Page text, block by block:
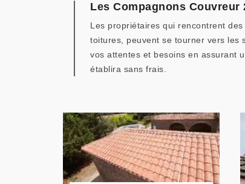
Les Compagnons
Les propriétaires qui rencontrent
toitures, peuvent se tourner vers les
vos attentes et besoins en assurant
établira sans frais.